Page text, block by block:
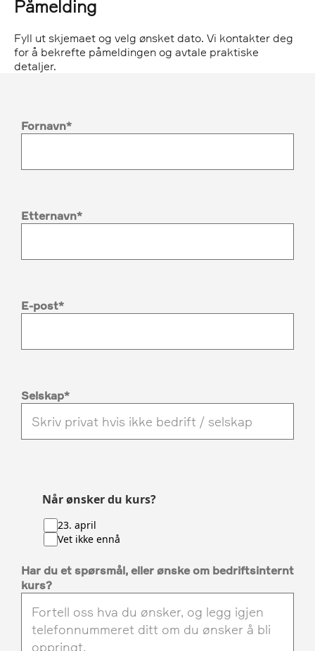
Påmelding
Fyll ut skjemaet og velg ønsket dato. Vi kontakter deg
for å bekrefte påmeldingen og avtale praktiske
detaljer.
Fornavn
Etternavn
E-post
Selskap
Når ønsker du kurs?
23. april
Vet ikke ennå
Har du et spørsmål, eller ønske om bedriftsinternt
kurs?